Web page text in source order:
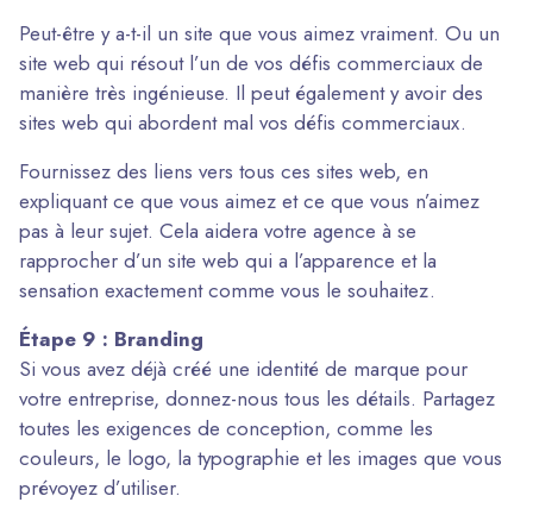
Peut-être y a-t-il un site que vous aimez vraiment. Ou un
site web qui résout l’un de vos défis commerciaux de
manière très ingénieuse. Il peut également y avoir des
sites web qui abordent mal vos défis commerciaux.
Fournissez des liens vers tous ces sites web, en
expliquant ce que vous aimez et ce que vous n’aimez
pas à leur sujet. Cela aidera votre agence à se
rapprocher d’un site web qui a l’apparence et la
sensation exactement comme vous le souhaitez.
Étape 9 : Branding
Si vous avez déjà créé une identité de marque pour
votre entreprise, donnez-nous tous les détails. Partagez
toutes les exigences de conception, comme les
couleurs, le logo, la typographie et les images que vous
prévoyez d’utiliser.